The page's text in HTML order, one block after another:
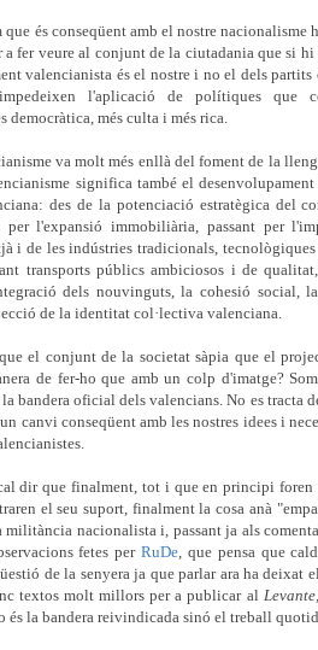
que és conseqüent amb el nostre
a fer veure al conjunt de la ciutadania que si
valencianista és el nostre i no el dels partits
l'aplicació de polítiques que
democràtica, més culta i més rica.
va molt més enllà del foment de la
significa també el
des de la potenciació estratègica del
per l'expansió immobiliària, passant per
i de les indústries tradicionals,
transports públics ambiciosos i de
dels nouvinguts, la cohesió social,
de la identitat col·lectiva valenciana.
el conjunt de la societat sàpia que el
de fer-ho que amb un colp d'imatge?
bandera oficial dels valencians. No es tracta
canvi conseqüent amb les nostres idees i
dir que finalment, tot i que en principi foren
el seu suport, finalment la cosa anà
militància nacionalista i, passant ja als
fetes perRuDe, que pensa que
de la senyera ja que parlar ara ha
textos molt millors per a publicar al Levante
és la bandera reivindicada sinó el treball